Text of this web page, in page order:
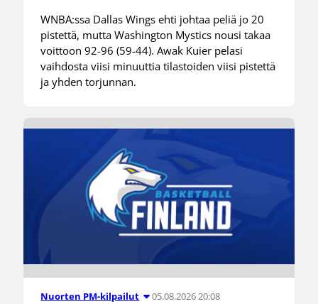
WNBA:ssa Dallas Wings ehti johtaa peliä jo 20
pistettä, mutta Washington Mystics nousi takaa
voittoon 92-96 (59-44). Awak Kuier pelasi
vaihdosta viisi minuuttia tilastoiden viisi pistettä
ja yhden torjunnan.
Nuorten PM-kilpailut 05.08.2026 20:08